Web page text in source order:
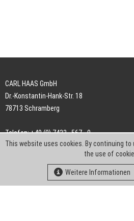
CARL HAAS GmbH
Dr.-Konstantin-Hank-Str. 18
78713 Schramberg
Telefon: +49 (0) 7422 . 567 - 0
Telefax: +49 (0) 7422 . 567 - 239
info-ch@kern-liebers.com
This website uses cookies. By continuing
the use of
Weitere Informationen